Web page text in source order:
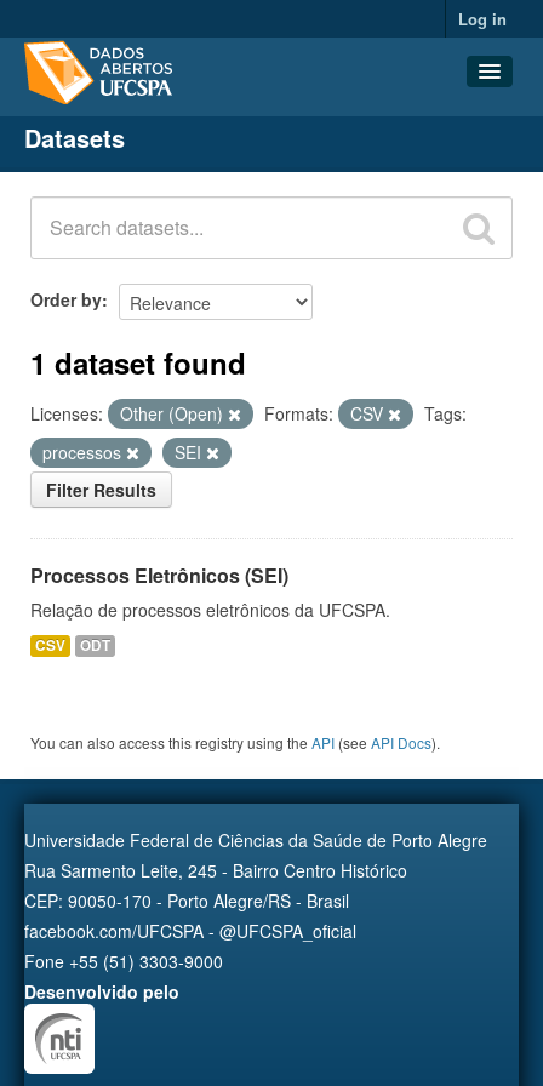
Log in
Datasets
Organizations
Groups
About
Datasets
Order by
1 dataset found
Licenses: Other (Open) Formats: CSV
Tags:
processos
SEI
Filter Results
Processos Eletrônicos (SEI)
Relação de processos eletrônicos da UFCSPA.
CSV ODT
You can also access this registry using the API (see API Docs).
Universidade Federal de Ciências da Saúde de Porto Alegre
Rua Sarmento Leite, 245 - Bairro Centro Histórico
CEP: 90050-170 - Porto Alegre/RS - Brasil
facebook.com/UFCSPA - @UFCSPA_oficial
Fone +55 (51) 3303-9000
Desenvolvido pelo